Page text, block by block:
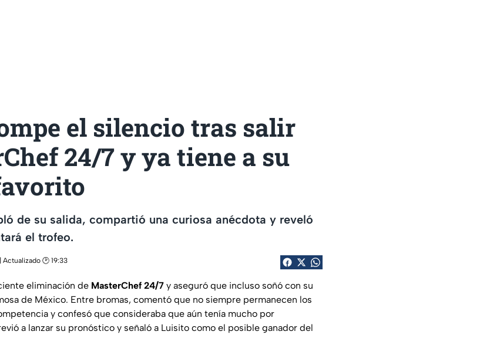
el silencio tras salir
24/7 y ya tiene a su
de su salida, compartió una curiosa anécdota y reveló
el trofeo.
| Actualizado 🕑 19:33
eliminación de MasterChef 24/7 y aseguró que incluso soñó con su
de México. Entre bromas, comentó que no siempre permanecen los
y confesó que consideraba que aún tenía mucho por
a lanzar su pronóstico y señaló a Luisito como el posible ganador del